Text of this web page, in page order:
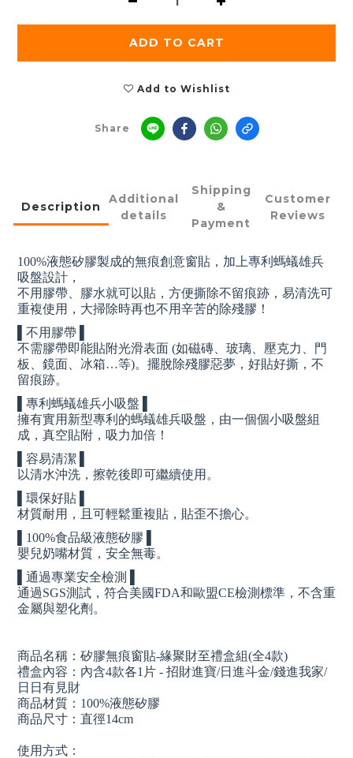
ADD TO CART
Add to Wishlist
Share
Description
Additional
details
Shipping
&
Payment
Customer
Reviews
100%液態矽膠製成的無痕創意窗貼，加上專利螞蟻雄兵
吸盤設計，
不用膠帶、膠水就可以貼，方便撕除不留痕跡，易清洗可
重複使用，大掃除時再也不用辛苦的除殘膠！
▌不用膠帶 ▌
不需膠帶即能貼附光滑表面 (如磁磚、玻璃、壓克力、門
板、鏡面、冰箱…等)。擺脫除殘膠惡夢，好貼好撕，不
留痕跡。
▌專利螞蟻雄兵小吸盤 ▌
擁有實用新型專利的螞蟻雄兵吸盤，由一個個小吸盤組
成，真空貼附，吸力加倍！
▌容易清潔 ▌
以清水沖洗，擦乾後即可繼續使用。
▌環保好貼 ▌
材質耐用，且可輕鬆重複貼，貼歪不擔心。
▌100%食品級液態矽膠 ▌
嬰兒奶嘴材質，安全無毒。
▌通過專業安全檢測 ▌
通過SGS測試，符合美國FDA和歐盟CE檢測標準，不含重
金屬與塑化劑。
商品名稱：矽膠無痕窗貼-緣聚財至禮盒組(全4款)
禮盒內容：內含4款各1片 - 招財進寶/日進斗金/錢進我家/
日日有見財
商品材質：100%液態矽膠
商品尺寸：直徑14cm
使用方式：